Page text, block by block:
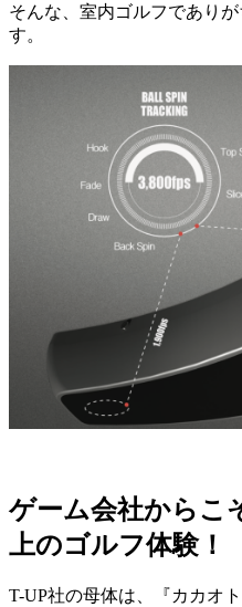
そんな、室内ゴルフであり
す。
ゲーム会社からこ
上のゴルフ体験！
T-UP社の母体は、『カカオ